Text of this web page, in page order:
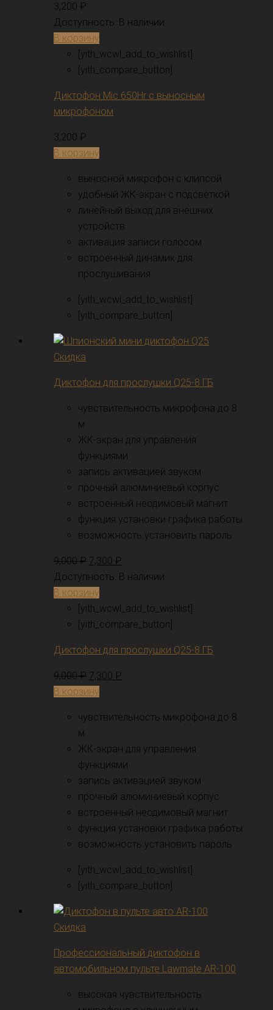
3,200 ₽
Доступность: В наличии
В корзину
[yith_wcwl_add_to_wishlist]
[yith_compare_button]
Диктофон Mic 650Hr с выносным
микрофоном
3,200 ₽
В корзину
выносной микрофон с клипсой
удобный ЖК-экран с подсветкой
линейный выход для внешних
устройств
активация записи голосом
встроенный динамик для
прослушивания
[yith_wcwl_add_to_wishlist]
[yith_compare_button]
Скидка
Диктофон для прослушки Q25-8 ГБ
чувствительность микрофона до 8
м
ЖК-экран для управления
функциями
запись активацией звуком
прочный алюминиевый корпус
встроенный неодимовый магнит
функция установки графика работы
возможность установить пароль
9,000₽ 7,300 ₽
Доступность: В наличии
В корзину
[yith_wcwl_add_to_wishlist]
[yith_compare_button]
Диктофон для прослушки Q25-8 ГБ
9,000₽ 7,300 ₽
В корзину
чувствительность микрофона до 8
м
ЖК-экран для управления
функциями
запись активацией звуком
прочный алюминиевый корпус
встроенный неодимовый магнит
функция установки графика работы
возможность установить пароль
[yith_wcwl_add_to_wishlist]
[yith_compare_button]
Скидка
Профессиональный диктофон в
автомобильном пульте Lawmate AR-100
высокая чувствительность